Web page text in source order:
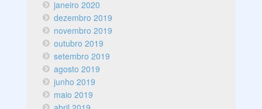
janeiro 2020
dezembro 2019
novembro 2019
outubro 2019
setembro 2019
agosto 2019
junho 2019
maio 2019